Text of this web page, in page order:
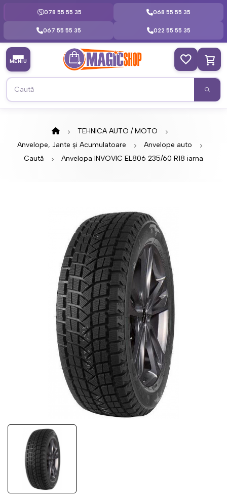
078 55 55 35 068 55 55 35
067 55 55 35 022 55 55 35
MENIU
TEHNICA AUTO / MOTO
Anvelope, Jante și Acumulatoare
Anvelope auto
Caută
Anvelopa INVOVIC EL806 235/60 R18 iarna